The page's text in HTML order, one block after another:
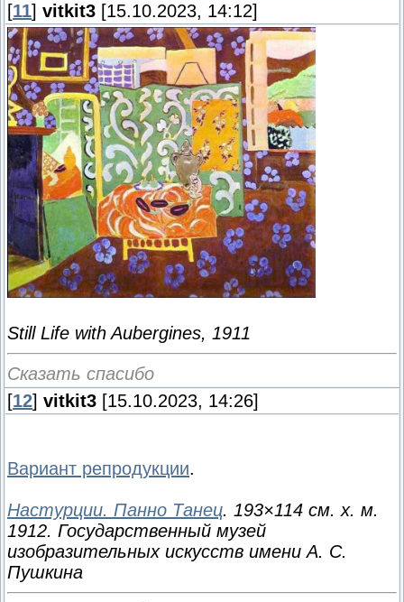
[11] vitkit3 [15.10.2023, 14:12]
Still Life with Aubergines, 1911
Сказать спасибо
[12] vitkit3 [15.10.2023, 14:26]
Вариант репродукции.
Настурции. Панно Танец. 193×114 см. х. м.
1912. Государственный музей
изобразительных искусств имени А. С.
Пушкина